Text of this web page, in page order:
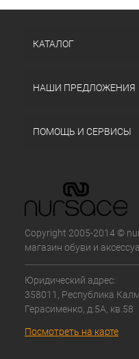
КАТАЛОГ
НАШИ ПРЕДЛОЖЕНИЯ
ПОМОЩЬ И СЕРВИСЫ
Copyright 2005-2014 ©
магазин обуви и
Юридический адрес:
358011, Республика
Герасименко, д.5А, кв.58
Посмотреть на карте